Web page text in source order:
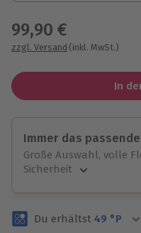
99,90 €
zzgl. Versand (inkl. MwSt.)
In
Immer das
Große Auswahl, volle
Sicherheit
Volle Flexibilität
Du erhältst 49 °P